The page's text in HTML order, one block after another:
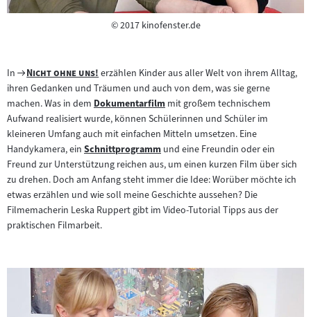
©Copyright
2017 kinofenster.de
In
Zum
Filmarchiv:
"
Nicht ohne uns! "
erzählen Kinder aus aller Welt von ihrem Alltag,
ihren Gedanken und Träumen und auch von dem, was sie gerne
machen. Was in dem Zum
Inhalt:
Dokumentarfilm mit großem technischem
Aufwand realisiert wurde, können Schülerinnen und Schüler im
kleineren Umfang auch mit einfachen Mitteln umsetzen. Eine
Handykamera, ein Zum
Inhalt:
Schnittprogramm und eine Freundin oder ein
Freund zur Unterstützung reichen aus, um einen kurzen Film über sich
zu drehen. Doch am Anfang steht immer die Idee: Worüber möchte ich
etwas erzählen und wie soll meine Geschichte aussehen? Die
Filmemacherin Leska Ruppert gibt im Video-Tutorial Tipps aus der
praktischen Filmarbeit.